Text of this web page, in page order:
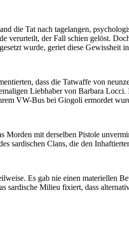
die Tat nach tagelangen,
verurteilt, der Fall schien gelöst.
wurde, geriet diese Gewissheit
dass die Tatwaffe von
Liebhaber von Barbara
VW-Bus bei Giogoli ermordet
mit derselben Pistole
sardischen Clans, die den
Es gab nie einen materiellen
sardische Milieu fixiert, dass